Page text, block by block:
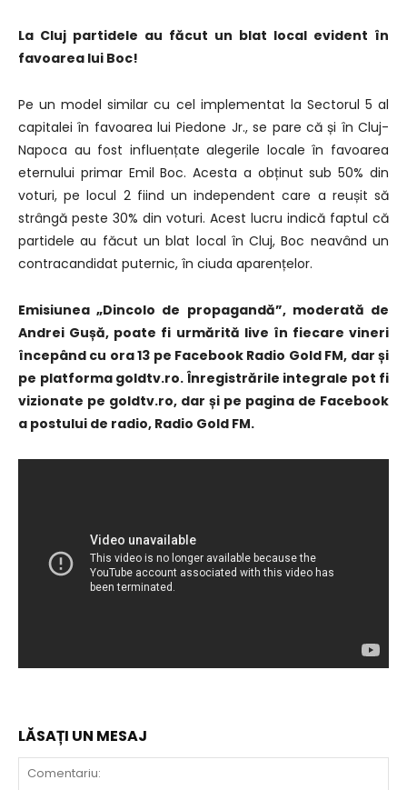
La Cluj partidele au făcut un blat local evident în
favoarea lui Boc!
Pe un model similar cu cel implementat la Sectorul 5 al
capitalei în favoarea lui Piedone Jr., se pare că și în Cluj-
Napoca au fost influențate alegerile locale în favoarea
eternului primar Emil Boc. Acesta a obținut sub 50% din
voturi, pe locul 2 fiind un independent care a reușit să
strângă peste 30% din voturi. Acest lucru indică faptul că
partidele au făcut un blat local în Cluj, Boc neavând un
contracandidat puternic, în ciuda aparențelor.
Emisiunea „Dincolo de propagandă”, moderată de
Andrei Gușă, poate fi urmărită live în fiecare vineri
începând cu ora 13 pe Facebook Radio Gold FM, dar și
pe platforma goldtv.ro. Înregistrările integrale pot fi
vizionate pe goldtv.ro, dar și pe pagina de Facebook
a postului de radio, Radio Gold FM.
LĂSAȚI UN MESAJ